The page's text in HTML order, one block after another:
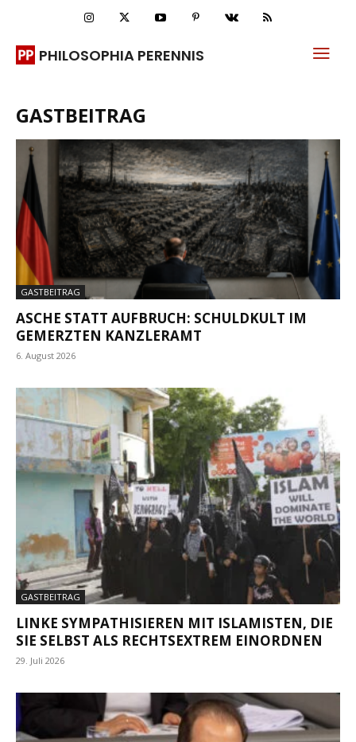
PHILOSOPHIA PERENNIS
GASTBEITRAG
GASTBEITRAG
ASCHE STATT AUFBRUCH: SCHULDKULT IM
GEMERZTEN KANZLERAMT
6. August 2026
GASTBEITRAG
LINKE SYMPATHISIEREN MIT ISLAMISTEN, DIE
SIE SELBST ALS RECHTSEXTREM EINORDNEN
29. Juli 2026